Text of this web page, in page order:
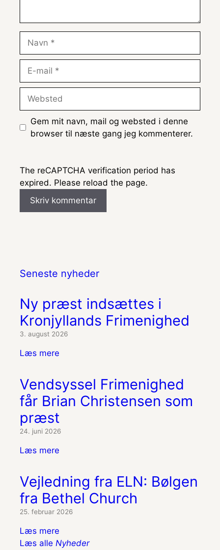
mail
Gem mit navn, mail og websted i denne
browser til næste gang jeg kommenterer.
The reCAPTCHA verification period has
expired. Please reload the page.
Seneste nyheder
Ny præst indsættes i
Kronjyllands Frimenighed
3. august 2026
Læs mere
Vendsyssel Frimenighed
får Brian Christensen som
præst
24. juni 2026
Læs mere
Vejledning fra ELN: Bølgen
fra Bethel Church
25. februar 2026
Læs mere
Læs alle Nyheder